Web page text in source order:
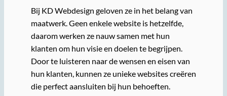
Bij KD Webdesign geloven ze in het belang van
maatwerk. Geen enkele website is hetzelfde,
daarom werken ze nauw samen met hun
klanten om hun visie en doelen te begrijpen.
Door te luisteren naar de wensen en eisen van
hun klanten, kunnen ze unieke websites creëren
die perfect aansluiten bij hun behoeften.